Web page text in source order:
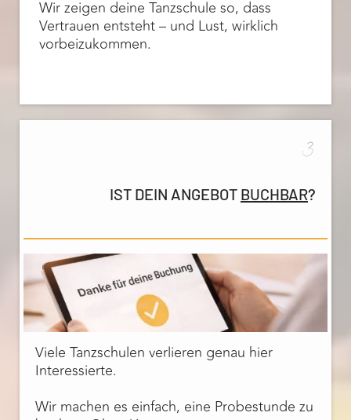
Wir zeigen deine Tanzschule so, dass
Vertrauen entsteht – und Lust, wirklich
vorbeizukommen.
3
IST DEIN ANGEBOT BUCHBAR?
Viele Tanzschulen verlieren genau hier
Interessierte.
Wir machen es einfach, eine Probestunde zu